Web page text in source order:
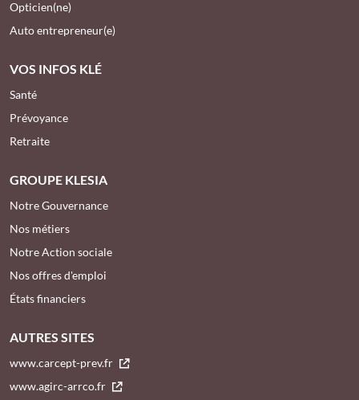
Opticien(ne)
Auto entrepreneur(e)
VOS INFOS KLÉ
Santé
Prévoyance
Retraite
GROUPE KLESIA
Notre Gouvernance
Nos métiers
Notre Action sociale
Nos offres d'emploi
États financiers
AUTRES SITES
www.carcept-prev.fr
www.agirc-arrco.fr